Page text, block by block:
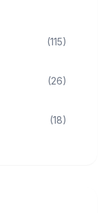
(115)
(26)
(18)